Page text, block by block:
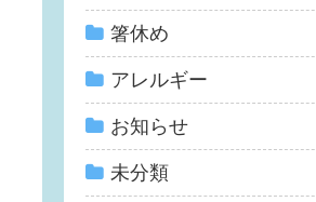
箸休め
アレルギー
お知らせ
未分類